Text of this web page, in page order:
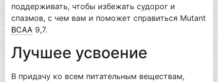
поддерживать, чтобы избежать судорог и
спазмов, с чем вам и поможет справиться Mutant
BCAA 9,7.
Лучшее усвоение
В придачу ко всем питательным веществам,